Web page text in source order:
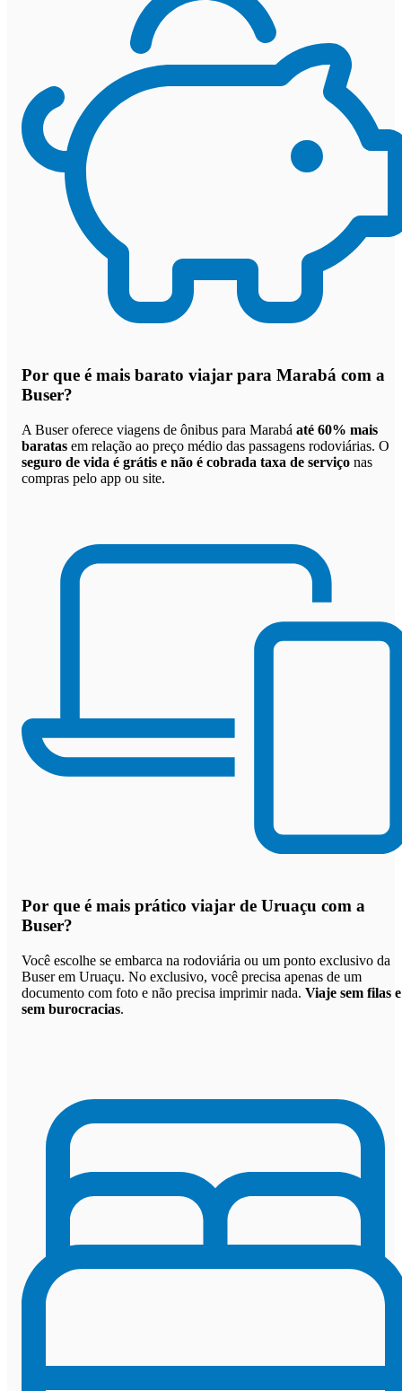
Por que é mais barato viajar para Marabá com a
Buser?
A Buser oferece viagens de ônibus para Marabá até 60% mais
baratas em relação ao preço médio das passagens rodoviárias. O
seguro de vida é grátis e não é cobrada taxa de serviço nas
compras pelo app ou site.
Por que é mais prático viajar de Uruaçu com a
Buser?
Você escolhe se embarca na rodoviária ou um ponto exclusivo da
Buser em Uruaçu. No exclusivo, você precisa apenas de um
documento com foto e não precisa imprimir nada. Viaje sem filas e
sem burocracias.